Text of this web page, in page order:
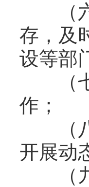
（六
存，及
设等部
（七
作；
（八
开展动
（九